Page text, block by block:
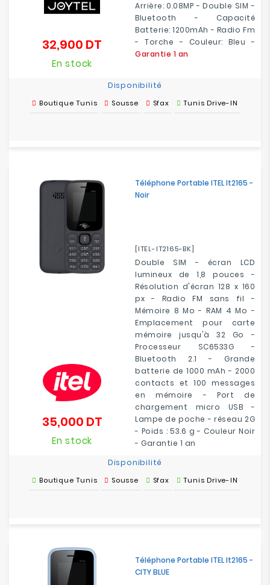
Loisirs
Arrière: 0.08MP - Double SIM -
Bluetooth - Capacité
Batterie: 1200mAh - Radio Fm
- Torche - Couleur: Bleu -
Garantie 1 an
32,900 DT
En stock
Disponibilité
Boutique Tunis Sousse Sfax Tunis Drive-IN
Téléphone Portable ITEL It2165 -
Noir
[ITEL-IT2165-BK]
Double SIM - écran LCD
lumineux de 1,8 pouces -
Résolution d'écran 128 x 160
px - Radio FM sans fil -
Mémoire 8 Mo - RAM 4 Mo -
Emplacement pour carte
mémoire jusqu'à 32 Go -
Processeur SC6533G -
Bluetooth 2.1 - Grande
batterie de 1000 mAh - 2000
contacts et 100 messages
en mémoire - Port de
chargement micro USB -
Lampe de poche - réseau 2G
- Poids : 53.6 g - Couleur Noir
- Garantie 1 an
35,000 DTPrix
En stock
Disponibilité
Boutique Tunis Sousse Sfax Tunis Drive-IN
Téléphone Portable ITEL It2165 -
CITY BLUE